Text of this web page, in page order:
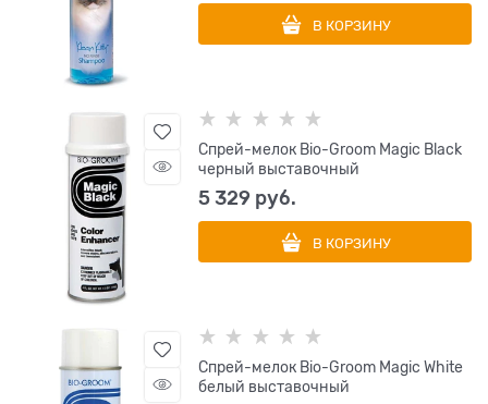
В КОРЗИНУ
Спрей-мелок Bio-Groom Magic Black
черный выставочный
5 329 руб.
В КОРЗИНУ
Спрей-мелок Bio-Groom Magic White
белый выставочный